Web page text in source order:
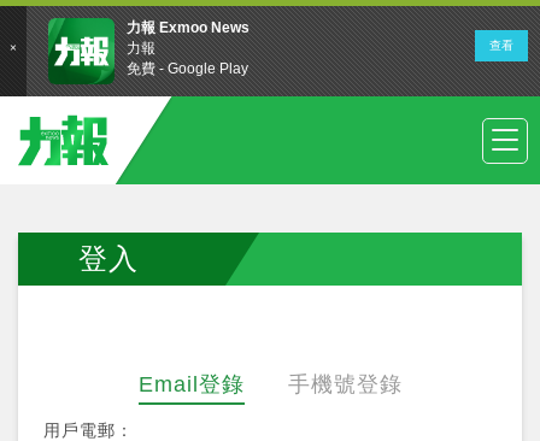
登入
Email登錄 手機號登錄
用戶電郵：